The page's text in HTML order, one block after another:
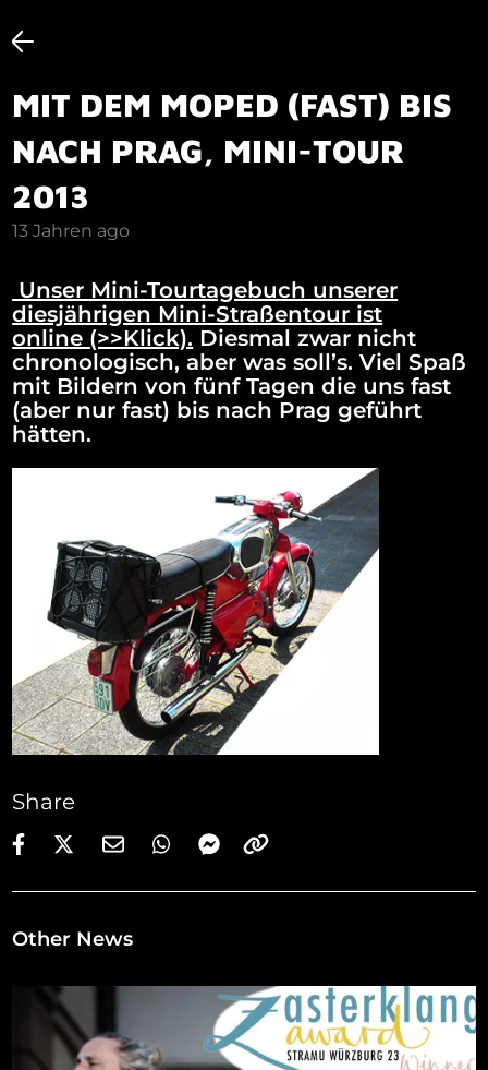
MIT DEM MOPED (FAST) BIS
NACH PRAG, MINI-TOUR
2013
13 Jahren ago
Unser Mini-Tourtagebuch unserer
diesjährigen Mini-Straßentour ist
online (>>Klick). Diesmal zwar nicht
chronologisch, aber was soll’s. Viel Spaß
mit Bildern von fünf Tagen die uns fast
(aber nur fast) bis nach Prag geführt
hätten.
Share
Other News